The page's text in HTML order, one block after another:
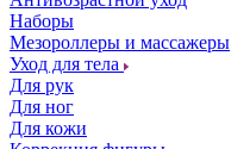
Наборы
Мезороллеры и массажеры
Уход для тела
Для рук
Для ног
Для кожи